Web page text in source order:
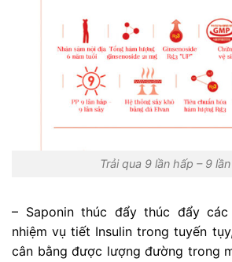
Trải qua 9 lần hấp – 9
– Saponin thúc đẩy thúc đẩy
nhiệm vụ tiết Insulin trong tuyến
cân bằng được lượng đường trong